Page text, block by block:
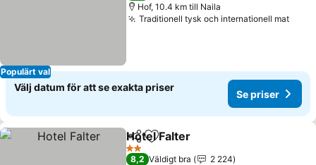
Populärt val
Hof, 10.4 km till Naila
Traditionell tysk och internationell mat
Välj datum för att se exakta priser
Se priser
Dela Lägg till i Mina Favoriter
Hotel Falter
2 Stjärnor
8,2 Väldigt bra
2 224